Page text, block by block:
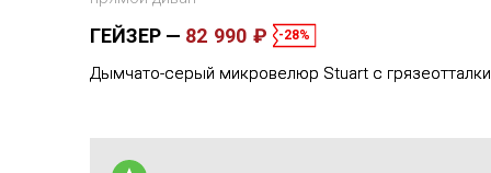
ГЕЙЗЕР 82 990 ₽ -28%
Дымчато-серый микровелюр Stuart с